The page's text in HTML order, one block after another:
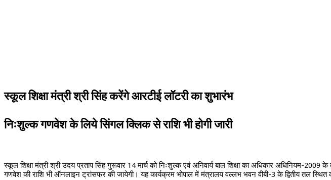
स्‍कूल शिक्षा मंत्री श्री सिंह करेंगे आरटीई लॉटरी का शुभारंभ
निःशुल्क गणवेश के लिये सिंगल क्लिक से राशि भी होगी जारी
स्‍कूल शिक्षा मंत्री श्री उदय प्रताप सिंह गुरूवार 14 मार्च को निःशुल्क एवं अनिवार्य बाल शिक्षा का अधिकार अधिनियम-
गणवेश की राशि भी ऑनलाइन ट्रांसफर की जायेगी। यह कार्यक्रम भोपाल में मंत्रालय वल्‍लभ भवन वीबी-3 के द्वितीय तल